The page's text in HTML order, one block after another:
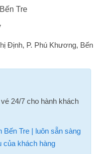
Tre
Định, P. Phú Khương, Bến
24/7 cho hành khách
Bến Tre | luôn sẵn sàng
của khách hàng